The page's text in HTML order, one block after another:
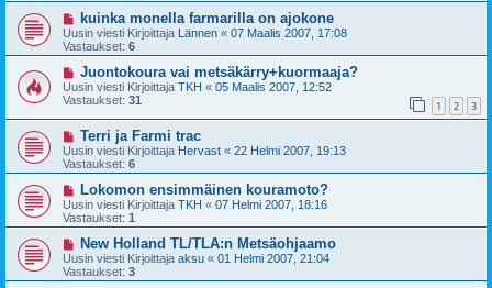
kuinka monella farmarilla on ajokone
Uusin viesti Kirjoittaja Lännen « 07 Maalis 2007, 17:08
Vastaukset: 6
Juontokoura vai metsäkärry+kuormaaja?
Uusin viesti Kirjoittaja TKH « 05 Maalis 2007, 12:52
Vastaukset: 31 1 2 3
Terri ja Farmi trac
Uusin viesti Kirjoittaja Hervast « 22 Helmi 2007, 19:13
Vastaukset: 6
Lokomon ensimmäinen kouramoto?
Uusin viesti Kirjoittaja TKH « 07 Helmi 2007, 18:16
Vastaukset: 1
New Holland TL/TLA:n Metsäohjaamo
Uusin viesti Kirjoittaja aksu « 01 Helmi 2007, 21:04
Vastaukset: 3